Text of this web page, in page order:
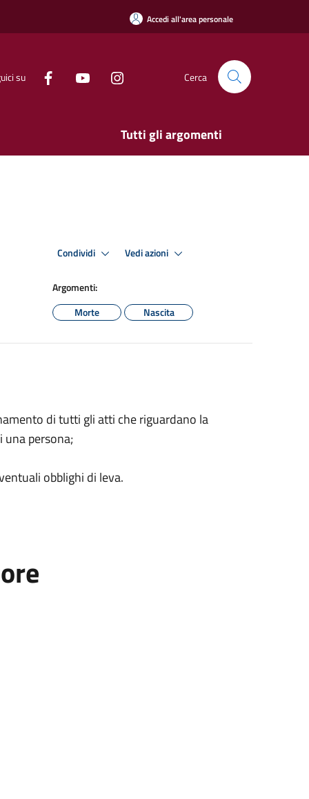
Accedi all'area personale
su Cerca
Tutti gli argomenti
Condividi Vedi azioni
Argomenti:
Morte
Nascita
di tutti gli atti che riguardano la
persona;
obblighi di leva.